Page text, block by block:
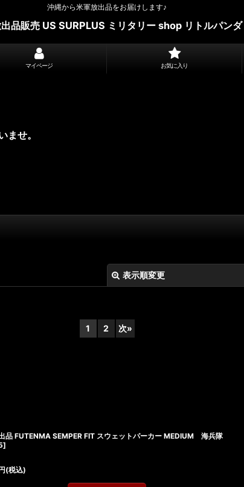
沖縄から米軍放出品をお届けします♪
品販売 US SURPLUS ミリタリー shop リトルパンダ
マイページ お気に入り
せ。
表示順変更
1 2 次»
品 FUTENMA SEMPER FIT スウェットパーカー MEDIUM 海兵隊
]
(税込)